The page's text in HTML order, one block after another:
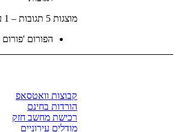
מוצגות 5 תגובות – 1 עד 5 (מתוך 5 סה״כ)
הפורום
קבוצות וואטסאפ
הורדות בחינם
רכישת מחשב חזק
מודלים עירוניים